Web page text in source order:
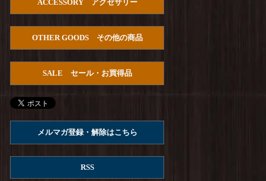
U.S.ARMY Pullover Shirtsを更新しました！
Arvor Maree : FUHAKU SAILOR POLOを更
た！
Columbia : REED ISLAND SHORTを更新しま
した！
ROKX : STONEMASTER SHORTを更新しま
ACCESSORY アクセサリー
OTHER GOODS その他の商品
SALE セール・お買得品
メルマガ登録・解除はこちら
RSS